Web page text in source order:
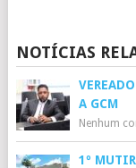
NOTÍCIAS
A GCM
Nenhum
1º